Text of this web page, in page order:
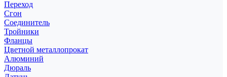
Переход
Сгон
Соединитель
Тройники
Фланцы
Цветной металлопрокат
Алюминий
Дюраль